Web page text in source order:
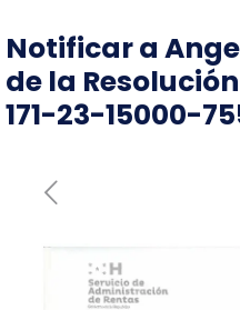
Notificar a
de la
171-23-15000-